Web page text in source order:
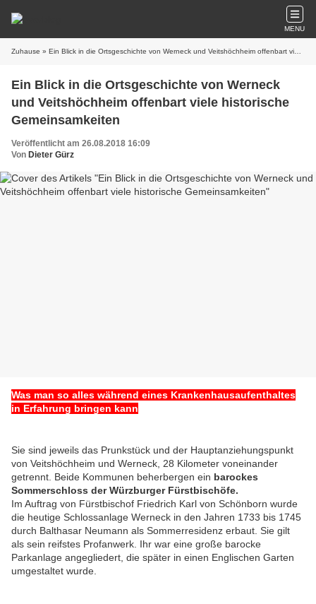
MENU
Zuhause » Ein Blick in die Ortsgeschichte von Werneck und Veitshöchheim offenbart viele historische Gemeinsamkeiten
Ein Blick in die Ortsgeschichte von Werneck
und Veitshöchheim offenbart viele historische
Gemeinsamkeiten
Veröffentlicht am 26.08.2018 16:09
Von Dieter Gürz
Was man so alles während eines Krankenhausaufenthaltes
in Erfahrung bringen kann
Sie sind jeweils das Prunkstück und der Hauptanziehungspunkt
von Veitshöchheim und Werneck, 28 Kilometer voneinander
getrennt. Beide Kommunen beherbergen ein barockes
Sommerschloss der Würzburger Fürstbischöfe.
Im Auftrag von Fürstbischof Friedrich Karl von Schönborn wurde
die heutige Schlossanlage Werneck in den Jahren 1733 bis 1745
durch Balthasar Neumann als Sommerresidenz erbaut. Sie gilt
als sein reifstes Profanwerk. Ihr war eine große barocke
Parkanlage angegliedert, die später in einen Englischen Garten
umgestaltet wurde.